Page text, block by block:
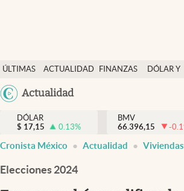
ÚLTIMAS
NOTICIAS
ACTUALIDAD
FINANZAS
DÓLAR Y
Actualidad
Actualidad
Finanzas y economía
Dólar y mercados
DÓLAR
$ 17,15 0.13%
BMV
66.396,15
-
Cronista México Actualidad Viviendas
Elecciones 2024